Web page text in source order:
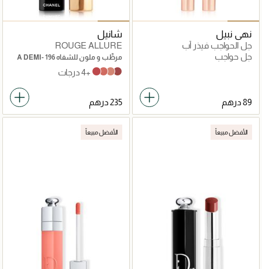
نهى نبيل
جل الحواجب فيذر أب
جل حواجب
شانيل
ROUGE ALLURE
مرطِّب و ملون للشفاه 196 A DEMI-
MOT 3.5G
INATTENDU
ILLUSION
À DEMI-MOT
NUANCE
+4 درجات
الأفضل مبيعاً الأفضل مبيعاً